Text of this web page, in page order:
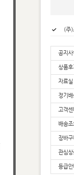
(주)
(주)
공지사
상품후
자료실
정기배
고객센
배송조
장바구
관심상
등급안